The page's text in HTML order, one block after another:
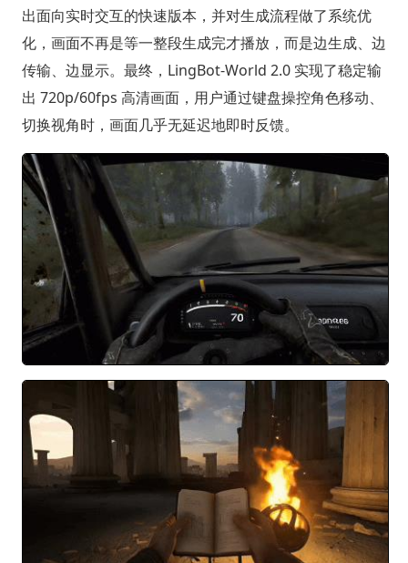
出面向实时交互的快速版本，并对生成流程做了系统优
化，画面不再是等一整段生成完才播放，而是边生成、边
传输、边显示。最终，LingBot-World 2.0 实现了稳定输
出 720p/60fps 高清画面，用户通过键盘操控角色移动、
切换视角时，画面几乎无延迟地即时反馈。